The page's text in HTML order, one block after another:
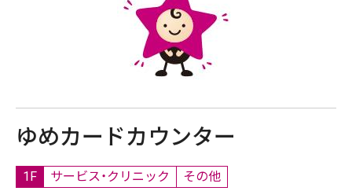
ゆめカードカウンター
1F サービス・クリニック その他